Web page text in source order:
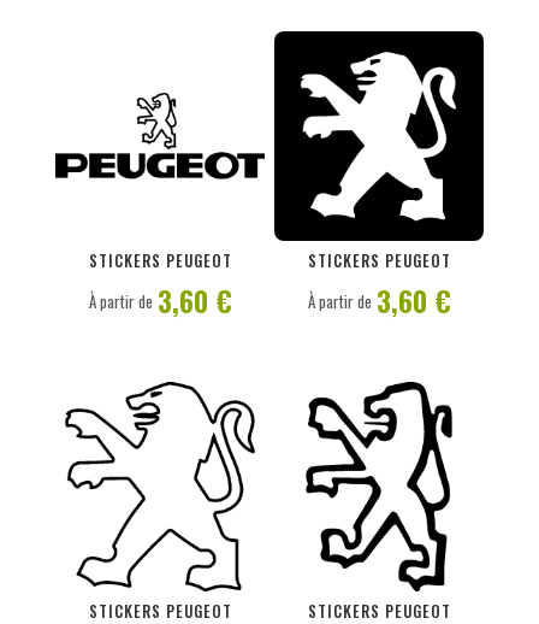
STICKERS PEUGEOT
À partir de 3,60 €
STICKERS PEUGEOT
PERSONNALISER
À partir de 3,60 €
STICKERS PEUGEOT
PERSONNALISER
STICKERS PEUGEOT
PERSONNALISER